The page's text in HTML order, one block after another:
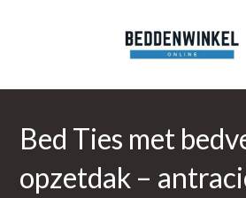
Bed Ties met
opzetdak –